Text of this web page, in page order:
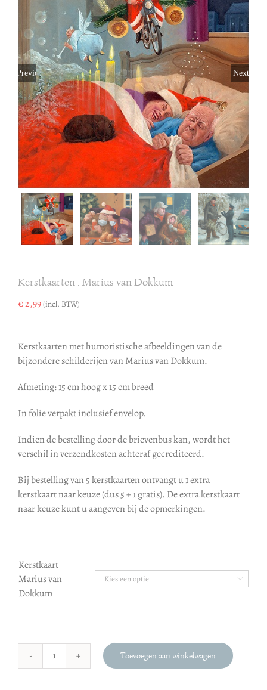
Previous Next
Kerstkaarten : Marius van Dokkum
€2,99(incl. BTW)
Kerstkaarten met humoristische afbeeldingen van de
bijzondere schilderijen van Marius van Dokkum.
Afmeting: 15 cm hoog x 15 cm breed
In folie verpakt inclusief envelop.
Indien de bestelling door de brievenbus kan, wordt het
verschil in verzendkosten achteraf gecrediteerd.
Bij bestelling van 5 kerstkaarten ontvangt u 1 extra
kerstkaart naar keuze (dus 5 + 1 gratis). De extra kerstkaart
naar keuze kunt u aangeven bij de opmerkingen.
Kerstkaart
Marius van
Dokkum

Kerstkaarten
Toevoegen aan winkelwagen